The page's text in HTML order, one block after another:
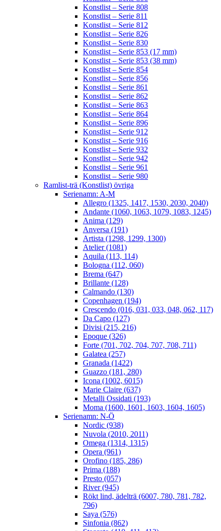
Konstlist – Serie 808
Konstlist – Serie 811
Konstlist – Serie 812
Konstlist – Serie 826
Konstlist – Serie 830
Konstlist – Serie 853 (17 mm)
Konstlist – Serie 853 (38 mm)
Konstlist – Serie 854
Konstlist – Serie 856
Konstlist – Serie 861
Konstlist – Serie 862
Konstlist – Serie 863
Konstlist – Serie 864
Konstlist – Serie 896
Konstlist – Serie 912
Konstlist – Serie 916
Konstlist – Serie 932
Konstlist – Serie 942
Konstlist – Serie 961
Konstlist – Serie 980
Ramlist-trä (Konstlist) övriga
Serienamn: A-M
Allegro (1325, 1417, 1530, 2030, 2040)
Andante (1060, 1063, 1079, 1083, 1245)
Anima (129)
Anversa (191)
Artista (1298, 1299, 1300)
Atelier (1081)
Aquila (113, 114)
Bologna (112, 060)
Brema (647)
Brillante (128)
Calmando (130)
Copenhagen (194)
Crescendo (016, 031, 033, 048, 062, 117)
Da Capo (127)
Divisi (215, 216)
Epoque (326)
Forte (701, 702, 704, 707, 708, 711)
Galatea (257)
Granada (1422)
Guazzo (181, 280)
Icona (1002, 6015)
Marie Claire (637)
Metalli Ossidati (193)
Moma (1600, 1601, 1603, 1604, 1605)
Serienamn: N-Ö
Nordic (938)
Nuvola (2010, 2011)
Omega (1314, 1315)
Opera (961)
Orofino (185, 286)
Prima (188)
Presto (057)
River (945)
Rökt lind, ädelträ (6007, 780, 781, 782,
796)
Saya (576)
Sinfonia (862)